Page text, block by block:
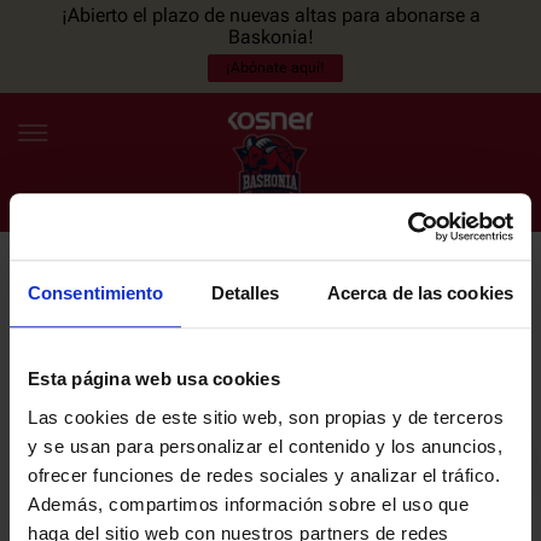
Consentimiento Detalles Acerca de las cookies
Esta página web usa cookies
Las cookies de este sitio web, son propias y de terceros
y se usan para personalizar el contenido y los anuncios,
ofrecer funciones de redes sociales y analizar el tráfico.
Además, compartimos información sobre el uso que
haga del sitio web con nuestros partners de redes
¡Abierto el plazo de nuevas altas para abonarse a
Baskonia!
¡Abónate aquí!
ES EU
NOTICIAS
PLANTILLA
ENTRADAS
NEWSLETTER
últimas noticias y promociones del club.
Email
He leído y acepto laPolítica de privacidaddel SASKI BASKONIA